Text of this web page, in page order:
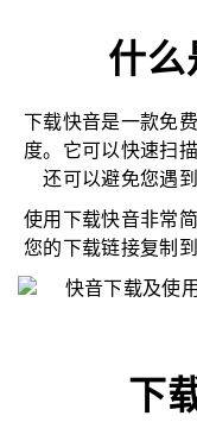
什么
下载快音是一款免
度。它可以快速扫
还可以避免您遇
使用下载快音非常
您的下载链接复制
下